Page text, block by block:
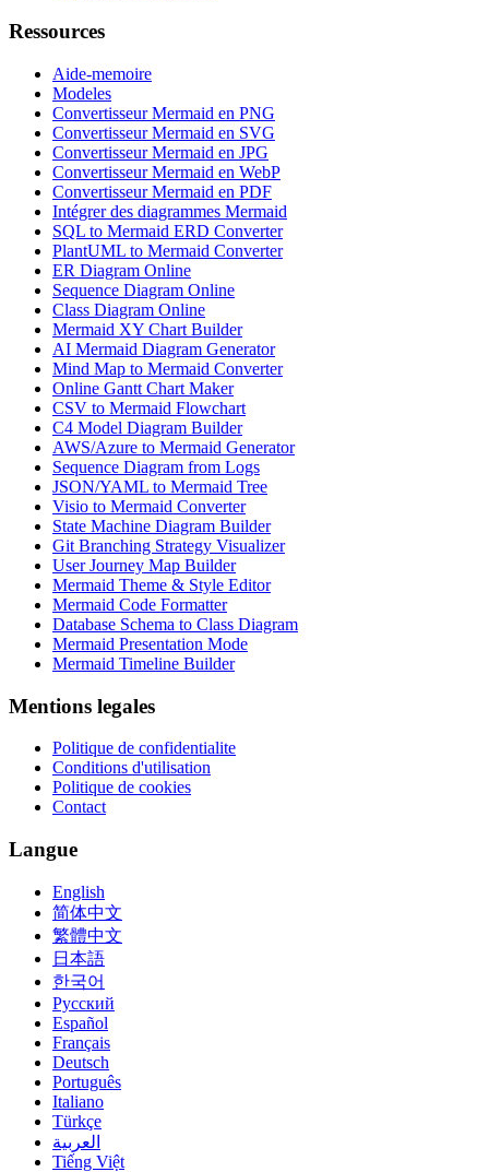
Ressources
Aide-memoire
Modeles
Convertisseur Mermaid en PNG
Convertisseur Mermaid en SVG
Convertisseur Mermaid en JPG
Convertisseur Mermaid en WebP
Convertisseur Mermaid en PDF
Intégrer des diagrammes Mermaid
SQL to Mermaid ERD Converter
PlantUML to Mermaid Converter
ER Diagram Online
Sequence Diagram Online
Class Diagram Online
Mermaid XY Chart Builder
AI Mermaid Diagram Generator
Mind Map to Mermaid Converter
Online Gantt Chart Maker
CSV to Mermaid Flowchart
C4 Model Diagram Builder
AWS/Azure to Mermaid Generator
Sequence Diagram from Logs
JSON/YAML to Mermaid Tree
Visio to Mermaid Converter
State Machine Diagram Builder
Git Branching Strategy Visualizer
User Journey Map Builder
Mermaid Theme & Style Editor
Mermaid Code Formatter
Database Schema to Class Diagram
Mermaid Presentation Mode
Mermaid Timeline Builder
Mentions legales
Politique de confidentialite
Conditions d'utilisation
Politique de cookies
Contact
Langue
English
简体中文
繁體中文
日本語
한국어
Русский
Español
Français
Deutsch
Português
Italiano
Türkçe
العربية
Tiếng Việt